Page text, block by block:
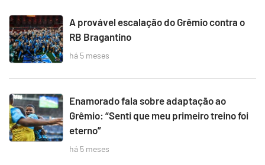
A provável escalação do Grêmio contra o
RB Bragantino
há 5 meses
Enamorado fala sobre adaptação ao
Grêmio: “Senti que meu primeiro treino foi
eterno”
há 5 meses